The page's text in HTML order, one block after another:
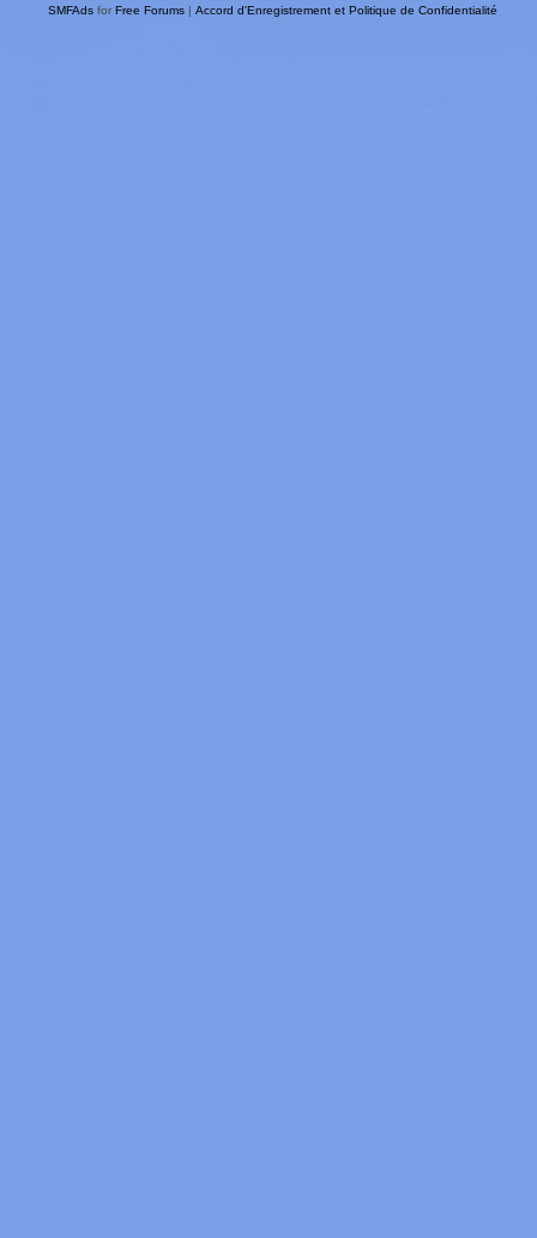
SMFAds for Free Forums | Accord d'Enregistrement et Politique de Confidentialité